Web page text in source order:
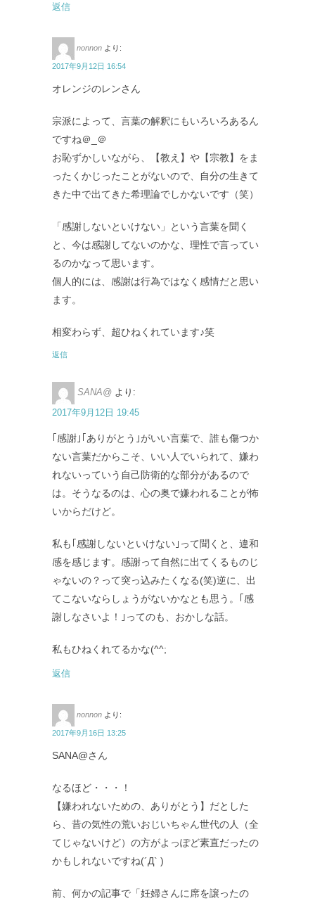
返信
nonnon より:
2017年9月12日 16:54
オレンジのレンさん
宗派によって、言葉の解釈にもいろいろあるん
ですね＠_＠
お恥ずかしいながら、【教え】や【宗教】をま
ったくかじったことがないので、自分の生きて
きた中で出てきた希理論でしかないです（笑）
「感謝しないといけない」という言葉を聞く
と、今は感謝してないのかな、理性で言ってい
るのかなって思います。
個人的には、感謝は行為ではなく感情だと思い
ます。
相変わらず、超ひねくれています♪笑
返信
SANA@ より:
2017年9月12日 19:45
｢感謝｣｢ありがとう｣がいい言葉で、誰も傷つか
ない言葉だからこそ、いい人でいられて、嫌わ
れないっていう自己防衛的な部分があるので
は。そうなるのは、心の奥で嫌われることが怖
いからだけど。
私も｢感謝しないといけない｣って聞くと、違和
感を感じます。感謝って自然に出てくるものじ
ゃないの？って突っ込みたくなる(笑)逆に、出
てこないならしょうがないかなとも思う。｢感
謝しなさいよ！｣ってのも、おかしな話。
私もひねくれてるかな(^^;
返信
nonnon より:
2017年9月16日 13:25
SANA@さん
なるほど・・・！
【嫌われないための、ありがとう】だとした
ら、昔の気性の荒いおじいちゃん世代の人（全
てじゃないけど）の方がよっぽど素直だったの
かもしれないですね(´Д` )
前、何かの記事で「妊婦さんに席を譲ったの